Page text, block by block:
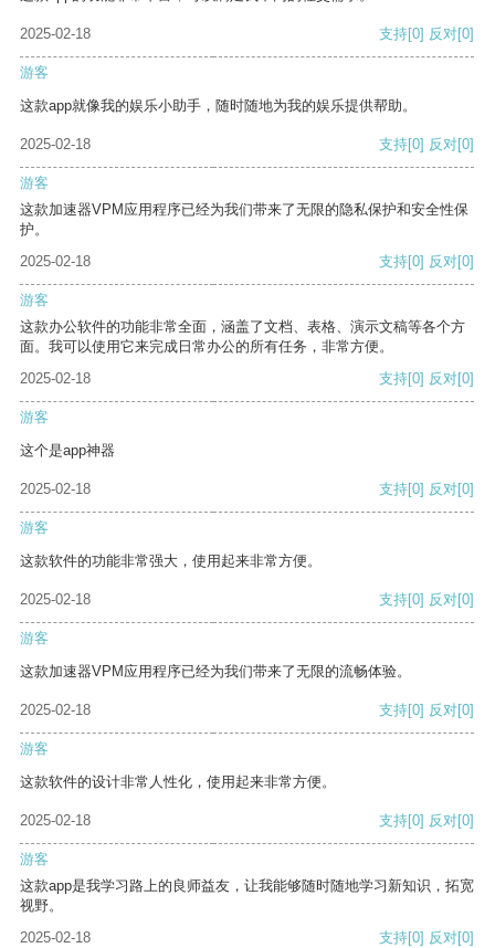
2025-02-18 支持[0] 反对[0]
游客
这款app就像我的娱乐小助手，随时随地为我的娱乐提供帮助。
2025-02-18 支持[0] 反对[0]
游客
这款加速器VPM应用程序已经为我们带来了无限的隐私保护和安全性保
护。
2025-02-18
支持[0] 反对[0]
游客
这款办公软件的功能非常全面，涵盖了文档、表格、演示文稿等各个方
面。我可以使用它来完成日常办公的所有任务，非常方便。
2025-02-18
支持[0] 反对[0]
游客
这个是app神器
2025-02-18 支持[0] 反对[0]
游客
这款软件的功能非常强大，使用起来非常方便。
2025-02-18 支持[0] 反对[0]
游客
这款加速器VPM应用程序已经为我们带来了无限的流畅体验。
2025-02-18 支持[0] 反对[0]
游客
这款软件的设计非常人性化，使用起来非常方便。
2025-02-18 支持[0] 反对[0]
游客
这款app是我学习路上的良师益友，让我能够随时随地学习新知识，拓宽
视野。
2025-02-18
支持[0] 反对[0]